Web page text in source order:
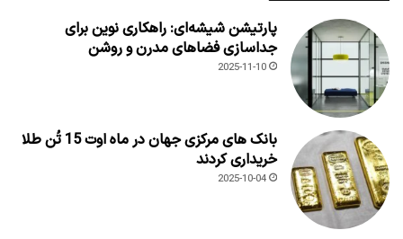
پارتیشن شیشه‌ای: راهکاری نوین برای
جداسازی فضاهای مدرن و روشن
2025-11-10
بانک های مرکزی جهان در ماه اوت 15 تُن طلا
خریداری کردند
2025-10-04